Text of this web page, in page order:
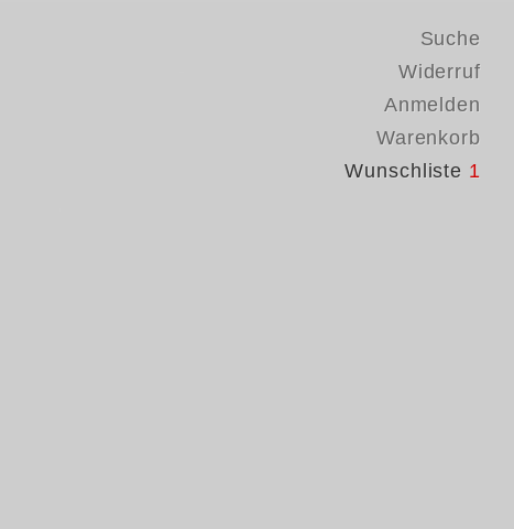
Suche
Widerruf
Anmelden
Warenkorb
Wunschliste 1